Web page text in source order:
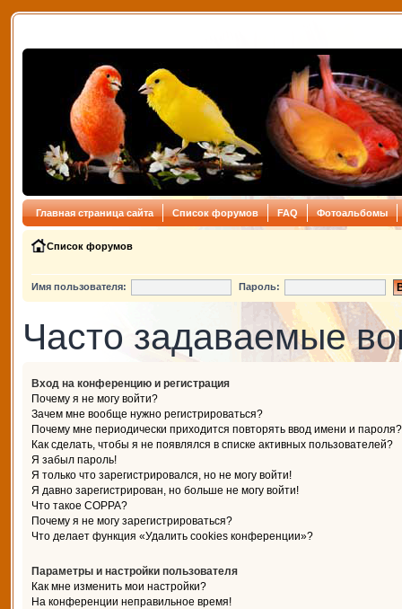
Главная страница сайта Список форумов FAQ Фотоальбомы
Список форумов
Имя пользователя: Пароль:
Часто задаваемые
Вход на конференцию и регистрация
Почему я не могу войти?
Зачем мне вообще нужно регистрироваться?
Почему мне периодически приходится повторять ввод имени и пароля?
Как сделать, чтобы я не появлялся в списке активных пользователей?
Я забыл пароль!
Я только что зарегистрировался, но не могу войти!
Я давно зарегистрирован, но больше не могу войти!
Что такое COPPA?
Почему я не могу зарегистрироваться?
Что делает функция «Удалить cookies конференции»?
Параметры и настройки пользователя
Как мне изменить мои настройки?
На конференции неправильное время!